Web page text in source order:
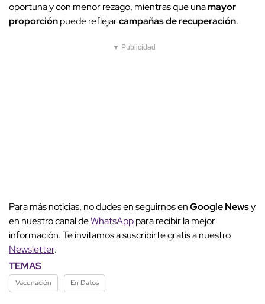
oportuna y con menor rezago, mientras que unamayor
proporciónpuede reflejarcampañas de recuperación.
▼ Publicidad
Para más noticias, no dudes en seguirnos enGoogle Newsy
en nuestro canal deWhatsApppara recibir la mejor
información. Te invitamos a suscribirte gratis a nuestro
Newsletter.
TEMAS
Vacunación En Datos